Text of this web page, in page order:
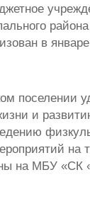
в январе
поселении
и
на
на МБУ «СК